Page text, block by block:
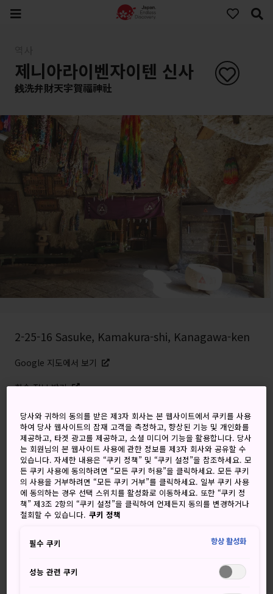
제니아라이벤자이텐 신사
銭洗弁財天宇賀福神社
2-25-16 Sasuke, Kamakura-shi, Kanagawa-ken
Google 지도에서 보기
환승 정보 받기
키워드 지도
금전운, 사업운과 긴밀한 연관이 있
는 운치 깊은 신사
의 명소 중 하나입니다. 특히 사업가들에게 유명한데, 여기에
간단한 정보
당사와 귀하의 동의를 받은 제3자 회사는 본 웹사이트에서 쿠키를 사용
하여 당사 웹사이트의 잠재 고객을 측정하고, 향상된 기능 및 개인화를
제공하고, 타겟 광고를 제공하고, 소셜 미디어 기능을 활용합니다. 당사
는 회원님의 본 웹사이트 사용에 관한 정보를 제3자 회사와 공유할 수
있습니다. 자세한 내용은 “쿠키 정책” 및 “쿠키 설정”을 참조하세요. 모
든 쿠키 사용에 동의하려면 “모든 쿠키 허용”을 클릭하세요. 모든 쿠키
의 사용을 거부하려면 “모든 쿠키 거부”를 클릭하세요. 일부 쿠키 사용
에 동의하는 경우 선택 스위치를 활성화로 이동하세요. 또한 “쿠키 정
책” 제3조 2항의 “쿠키 설정”을 클릭하여 언제든지 동의를 변경하거나
철회할 수 있습니다. 쿠키 정책
필수 쿠키 항상 활성화
성능 관련 쿠키